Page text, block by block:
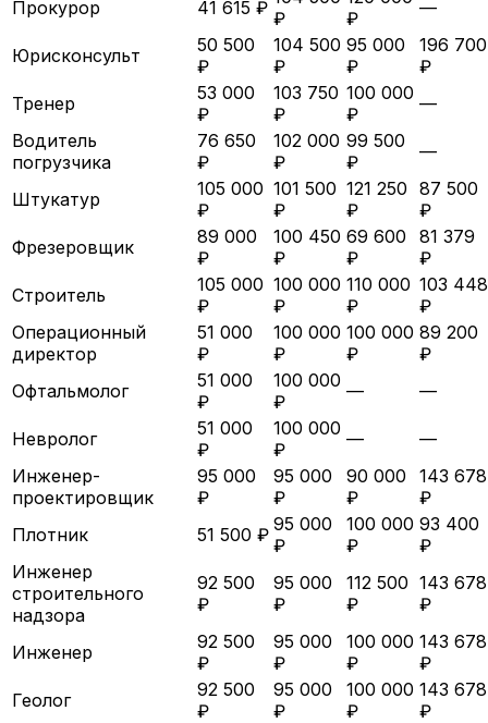
Прокурор 41 615 ₽ ₽
₽
—
Юрисконсульт
50 500
₽
104 500
₽
95 000
₽
196 700
₽
Тренер
53 000
₽
103 750
₽
100 000
₽
—
Водитель
погрузчика
76 650
₽
102 000
₽
99 500
₽
—
Штукатур
105 000
₽
101 500
₽
121 250
₽
87 500
₽
Фрезеровщик
89 000
₽
100 450
₽
69 600
₽
81 379
₽
Строитель
105 000
₽
100 000
₽
110 000
₽
103 448
₽
Операционный
директор
51 000
₽
100 000
₽
100 000
₽
89 200
₽
Офтальмолог
51 000
₽
100 000
₽
— —
Невролог
51 000
₽
100 000
₽
—
—
Инженер-
проектировщик
95 000
₽
95 000
₽
90 000
₽
143 678
₽
Плотник
51 500 ₽ 95 000
₽
100 000
₽
93 400
₽
Инженер
строительного
надзора
92 500
₽
95 000
₽
112 500
₽
143 678
₽
Инженер
92 500
₽
95 000
₽
100 000
₽
143 678
₽
Геолог
92 500
₽
95 000
₽
100 000
₽
143 678
₽